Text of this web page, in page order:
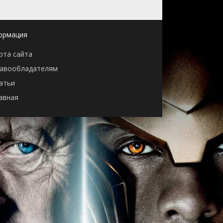
сайта